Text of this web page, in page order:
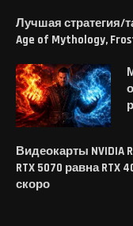
Лучшая стратегия/
Age of Mythology,
Видеокарты NVIDIA
RTX 5070 равна
скоро